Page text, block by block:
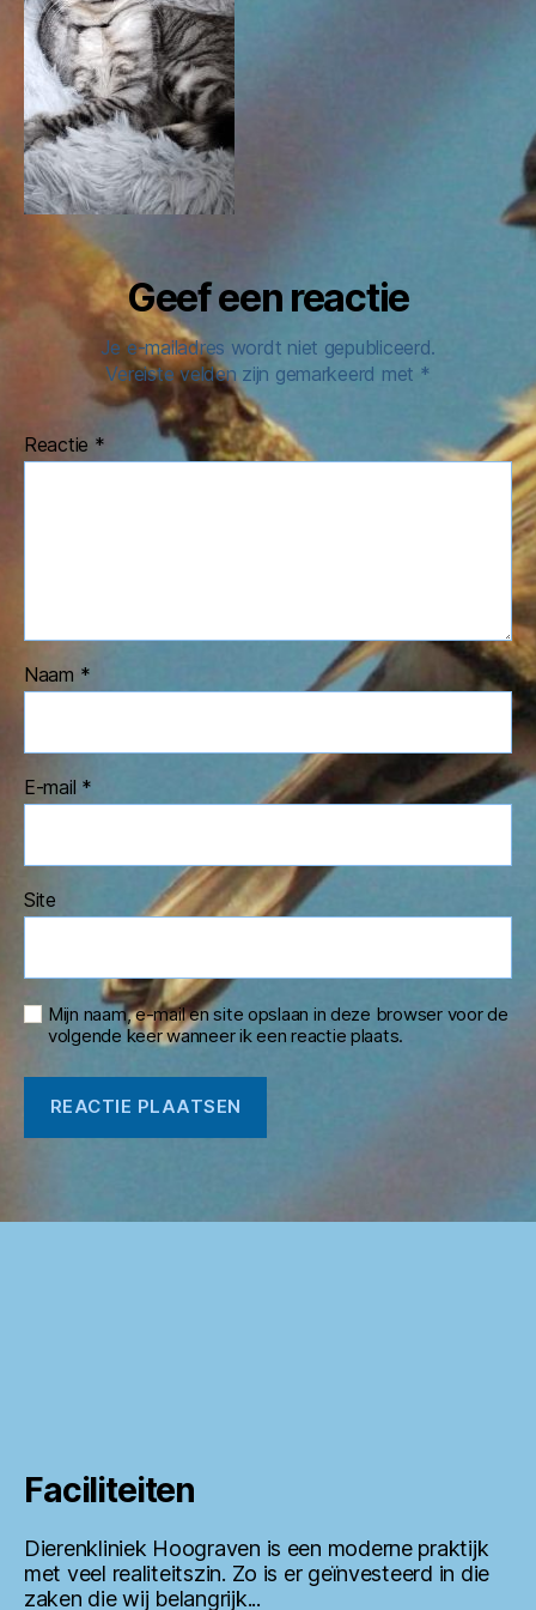
Geef een reactie
Je e-mailadres wordt niet gepubliceerd.
Vereiste velden zijn gemarkeerd met *
Reactie *
Naam *
E-mail *
Site
Mijn naam, e-mail en site opslaan in deze browser voor de
volgende keer wanneer ik een reactie plaats.
Faciliteiten
Dierenkliniek Hoograven is een moderne praktijk
met veel realiteitszin. Zo is er geïnvesteerd in die
zaken die wij belangrijk...